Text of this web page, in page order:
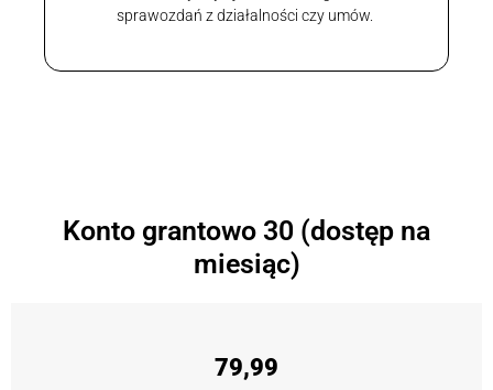
sprawozdań z działalności czy umów.
Konto grantowo 30 (dostęp na
miesiąc)
79,99